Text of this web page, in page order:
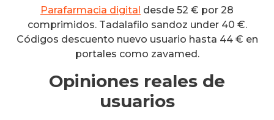
Parafarmacia digital desde 52 € por 28
comprimidos. Tadalafilo sandoz under 40 €.
Códigos descuento nuevo usuario hasta 44 € en
portales como zavamed.
Opiniones reales de
usuarios